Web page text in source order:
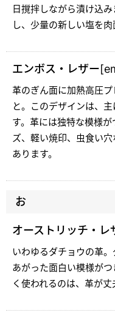
日撹拌しながら漬け込
し、少量の新しい塩を肉
エンボス・レザー
革のぎん面に加熱高圧
と。このデザインは、
す。革には独特な模様
ズ、軽い焼印、虫食い
あります。
お
オーストリッチ・
いわゆるダチョウの革
あがった面白い模様が
く使われるのは、革が丈